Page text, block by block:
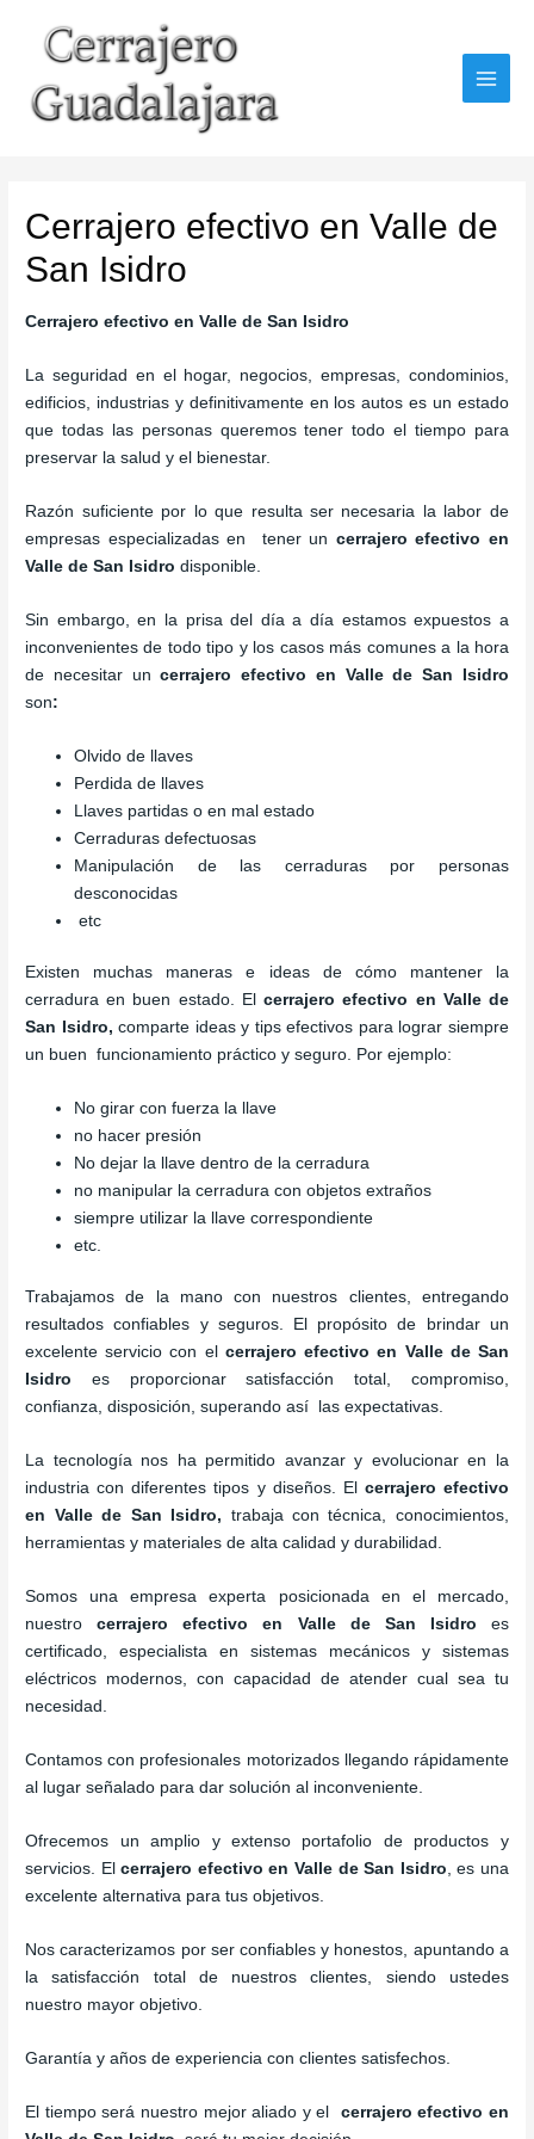
contenido
Cerrajero efectivo en Valle de
San Isidro
Cerrajero efectivo en Valle de San Isidro
La seguridad en el hogar, negocios, empresas, condominios,
edificios, industrias y definitivamente en los autos es un estado
que todas las personas queremos tener todo el tiempo para
preservar la salud y el bienestar.
Razón suficiente por lo que resulta ser necesaria la labor de
empresas especializadas en tener un cerrajero efectivo en
Valle de San Isidro disponible.
Sin embargo, en la prisa del día a día estamos expuestos a
inconvenientes de todo tipo y los casos más comunes a la hora
de necesitar uncerrajero efectivo en Valle de San Isidro
son:
Olvido de llaves
Perdida de llaves
Llaves partidas o en mal estado
Cerraduras defectuosas
Manipulación de las cerraduras por personas
desconocidas
etc
Existen muchas maneras e ideas de cómo mantener la
cerradura en buen estado. Elcerrajero efectivo en Valle de
San Isidro,comparte ideas y tips efectivos para lograr siempre
un buen funcionamiento práctico y seguro. Por ejemplo:
No girar con fuerza la llave
no hacer presión
No dejar la llave dentro de la cerradura
no manipular la cerradura con objetos extraños
siempre utilizar la llave correspondiente
etc.
Trabajamos de la mano con nuestros clientes, entregando
resultados confiables y seguros. El propósito de brindar un
excelente servicio con el cerrajero efectivo en Valle de San
Isidro es proporcionar satisfacción total, compromiso,
confianza, disposición, superando así las expectativas.
La tecnología nos ha permitido avanzar y evolucionar en la
industria con diferentes tipos y diseños. El cerrajero efectivo
en Valle de San Isidro, trabaja con técnica, conocimientos,
herramientas y materiales de alta calidad y durabilidad.
Somos una empresa experta posicionada en el mercado,
nuestrocerrajero efectivo en Valle de San Isidro es
certificado, especialista en sistemas mecánicos y sistemas
eléctricos modernos, con capacidad de atender cual sea tu
necesidad.
Contamos con profesionales motorizados llegando rápidamente
al lugar señalado para dar solución al inconveniente.
Ofrecemos un amplio y extenso portafolio de productos y
servicios. Elcerrajero efectivo en Valle de San Isidro , es una
excelente alternativa para tus objetivos.
Nos caracterizamos por ser confiables y honestos, apuntando a
la satisfacción total de nuestros clientes, siendo ustedes
nuestro mayor objetivo.
Garantía y años de experiencia con clientes satisfechos.
El tiempo será nuestro mejor aliado y el cerrajero efectivo en